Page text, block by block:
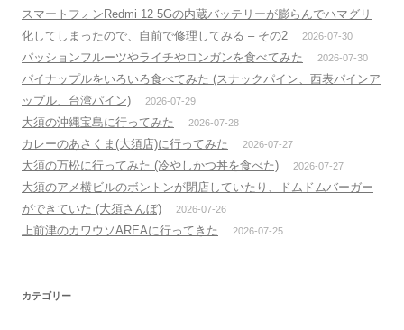
スマートフォンRedmi 12 5Gの内蔵バッテリーが膨らんでハマグリ
化してしまったので、自前で修理してみる – その2
2026-07-30
パッションフルーツやライチやロンガンを食べてみた 2026-07-30
パイナップルをいろいろ食べてみた (スナックパイン、西表パインア
ップル、台湾パイン)
2026-07-29
大須の沖縄宝島に行ってみた 2026-07-28
カレーのあさくま(大須店)に行ってみた 2026-07-27
大須の万松に行ってみた (冷やしかつ丼を食べた) 2026-07-27
大須のアメ横ビルのボントンが閉店していたり、ドムドムバーガー
ができていた (大須さんぼ)
2026-07-26
上前津のカワウソAREAに行ってきた 2026-07-25
カテゴリー